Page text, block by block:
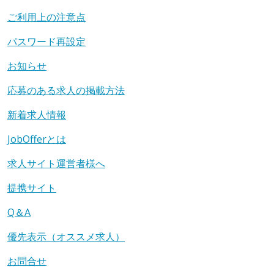
ご利用上の注意点
パスワード再設定
お知らせ
応募のある求人の掲載方法
新着求人情報
JobOfferとは
求人サイト運営者様へ
提携サイト
Q＆A
優先表示（オススメ求人）
お問合せ